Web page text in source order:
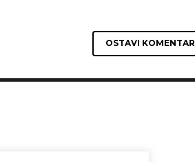
OSTAVI KOMENTAR